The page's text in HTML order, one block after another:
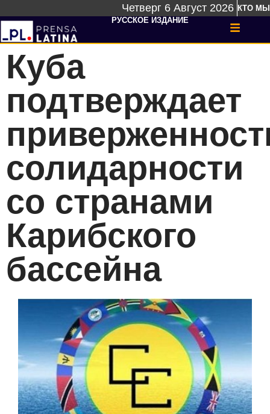
Четверг 6 Август 2026 КТО МЫ
РУССКОЕ ИЗДАНИЕ
Куба
подтверждает
солидарности
со странами
Карибского
бассейна